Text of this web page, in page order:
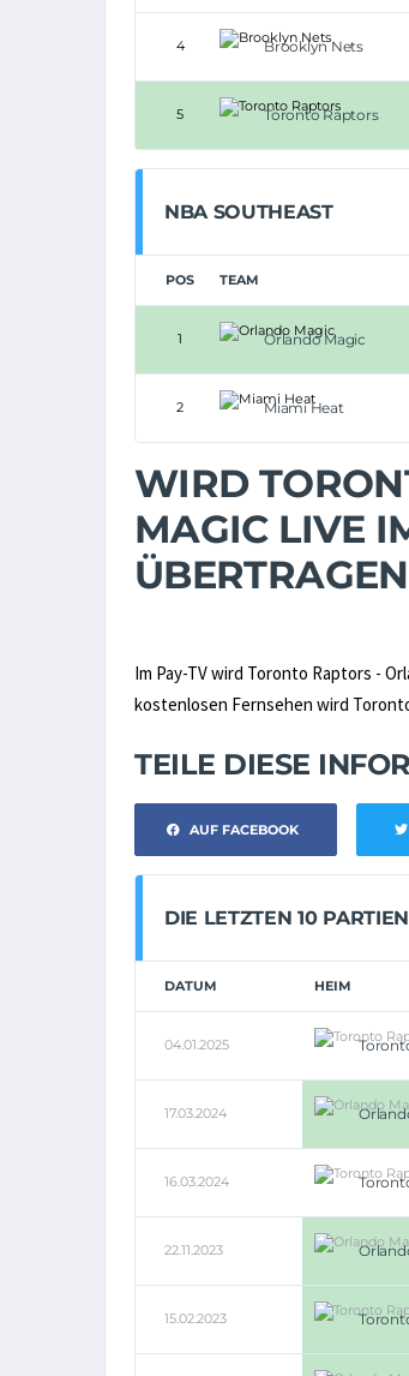
4 Brooklyn Nets
5 Toronto Raptors
NBA SOUTHEAST
POS TEAM
1 Orlando Magic
2 Miami Heat
WIRD
MAGIC LIVE
Im Pay-TV wird Toronto Raptors -
kostenlosen Fernsehen wird
TEILE DIESE
AUF FACEBOOK
DIE LETZTEN 10 PARTIEN
DATUM HEIM
04.01.2025
17.03.2024
16.03.2024
22.11.2023
15.02.2023